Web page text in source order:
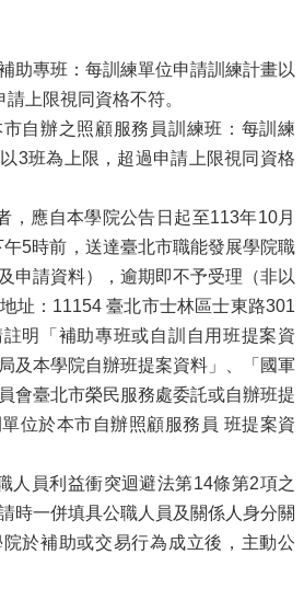
助專班：每訓練單位申請訓練計畫以
上限視同資格不符。
自辦之照顧服務員訓練班：每訓練
3班為上限，超過申請上限視同資格
，應自本學院公告日起至113年10月
5時前，送達臺北市職能發展學院職
申請資料），逾期即不予受理（非以
址：11154 臺北市士林區士東路301
明「補助專班或自訓自用班提案資
及本學院自辦班提案資料」、「國軍
會臺北市榮民服務處委託或自辦班提
位於本市自辦照顧服務員 班提案資
人員利益衝突迴避法第14條第2項之
時一併填具公職人員及關係人身分關
於補助或交易行為成立後，主動公